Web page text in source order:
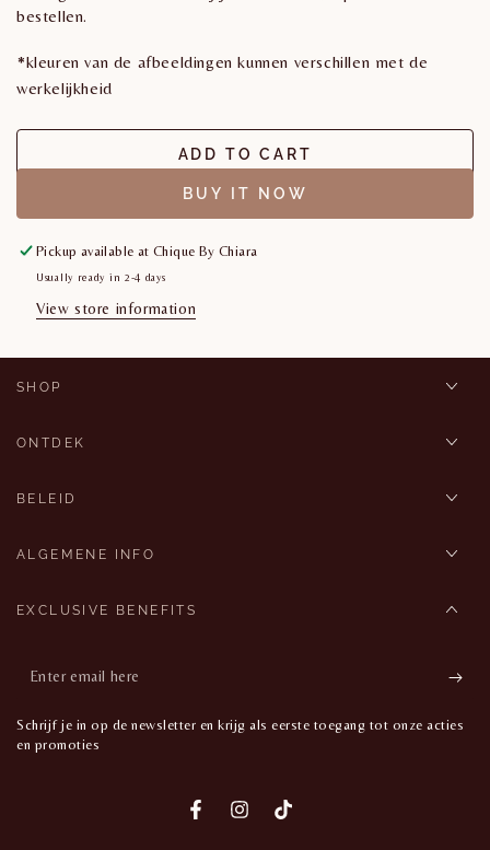
bestellen.
*kleuren van de afbeeldingen kunnen verschillen met de
werkelijkheid
ADD TO CART
BUY IT NOW
Pickup available atChique By Chiara
Usually ready in 2-4 days
View store information
SHOP
ONTDEK
BELEID
ALGEMENE INFO
EXCLUSIVE BENEFITS
Enter
here
Schrijf je in op de newsletter en krijg als eerste toegang tot onze acties
en promoties
FacebookInstagramTikTok